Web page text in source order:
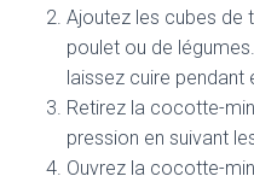
Ajoutez les cubes de
poulet ou de
laissez cuire pendant
Retirez la cocotte-
pression en suivant
Ouvrez la cocotte-